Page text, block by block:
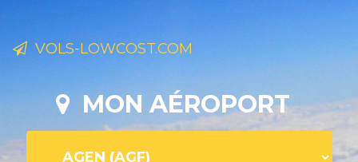
VOLS-LOWCOST.COM
MON AÉROPORT